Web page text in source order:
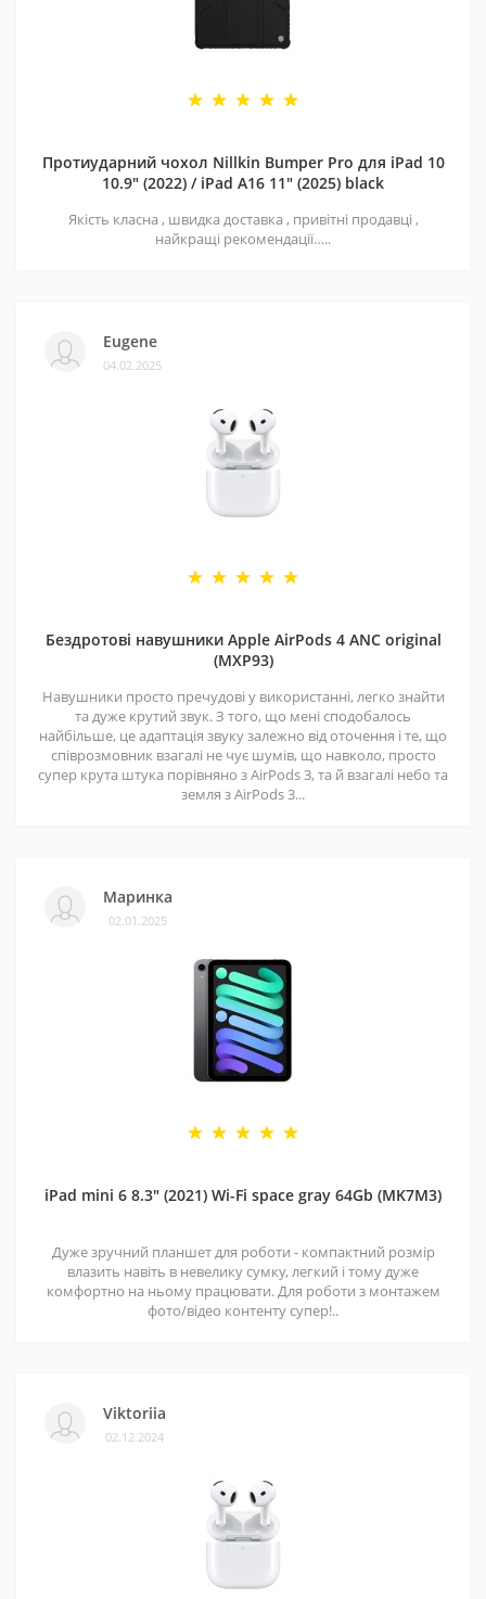
Протиударний чохол Nillkin Bumper Pro для iPad 10
10.9" (2022) / iPad A16 11" (2025) black
Якість класна , швидка доставка , привітні продавці ,
найкращі рекомендації…..
Eugene
04.02.2025
Бездротові навушники Apple AirPods 4 ANC original
(MXP93)
Навушники просто пречудові у використанні, легко знайти
та дуже крутий звук. З того, що мені сподобалось
найбільше, це адаптація звуку залежно від оточення і те, що
співрозмовник взагалі не чує шумів, що навколо, просто
супер крута штука порівняно з AirPods 3, та й взагалі небо та
земля з AirPods 3...
Маринка
02.01.2025
iPad mini 6 8.3" (2021) Wi-Fi space gray 64Gb (MK7M3)
Дуже зручний планшет для роботи - компактний розмір
влазить навіть в невелику сумку, легкий і тому дуже
комфортно на ньому працювати. Для роботи з монтажем
фото/відео контенту супер!..
Viktoriia
02.12.2024